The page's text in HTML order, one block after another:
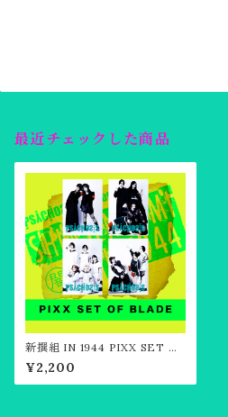
最近チェックした商品
新撰組 IN 1944 PIXX SET O
F BLADE
¥2,200